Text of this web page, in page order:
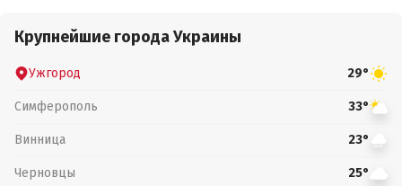
Крупнейшие города Украины
Ужгород 29°
Симферополь 33°
Винница 23°
Черновцы 25°